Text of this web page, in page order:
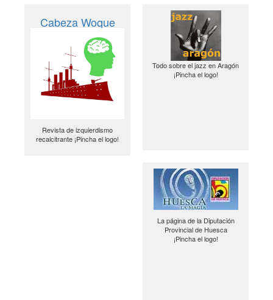
Cabeza Woque
Revista de izquierdismo
recalcitrante ¡Pincha el logo!
Todo sobre el jazz en Aragón
¡Pincha el logo!
La página de la Diputación
Provincial de Huesca
¡Pincha el logo!